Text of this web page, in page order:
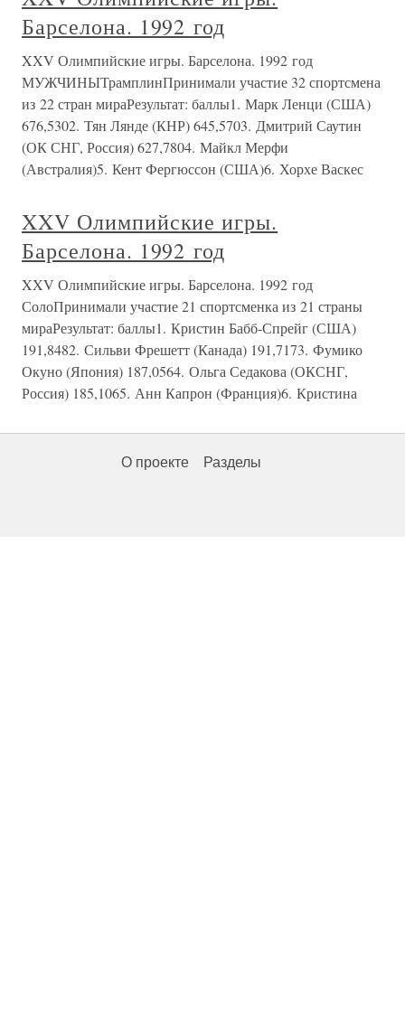
Барселона. 1992 год
XXV Олимпийские игры. Барселона. 1992 год
МУЖЧИНЫТрамплинПринимали участие 32 спортсмена
из 22 стран мираРезультат: баллы1. Марк Ленци (США)
676,5302. Тян Лянде (КНР) 645,5703. Дмитрий Саутин
(ОК СНГ, Россия) 627,7804. Майкл Мерфи
(Австралия)5. Кент Фергюссон (США)6. Хорхе Васкес
XXV Олимпийские игры.
Барселона. 1992 год
XXV Олимпийские игры. Барселона. 1992 год
СолоПринимали участие 21 спортсменка из 21 страны
мираРезультат: баллы1. Кристин Бабб-Спрейг (США)
191,8482. Сильви Фрешетт (Канада) 191,7173. Фумико
Окуно (Япония) 187,0564. Ольга Седакова (ОКСНГ,
Россия) 185,1065. Анн Капрон (Франция)6. Кристина
О проекте Разделы